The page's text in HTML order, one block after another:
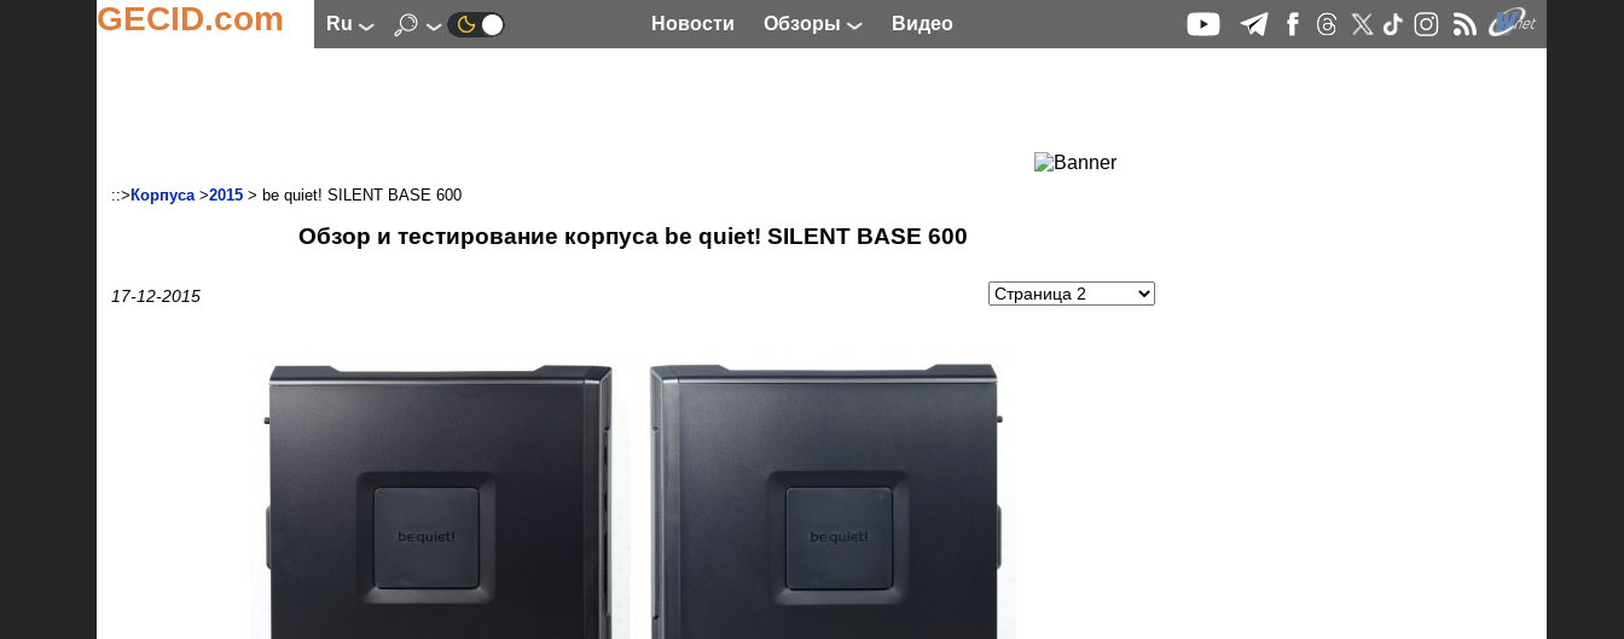
GECID.com ru Новости Обзоры Видео
::> Корпуса>2015 > be quiet! SILENT BASE 600
Обзор и тестирование корпуса be quiet! SILENT BASE 600
17-12-2015